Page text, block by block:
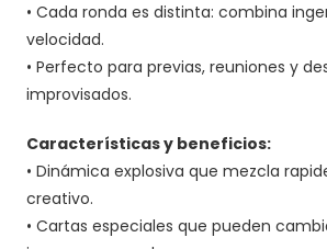
• Cada ronda es distinta: combina
velocidad.
• Perfecto para previas, reuniones y
improvisados.
Características y beneficios:
• Dinámica explosiva que mezcla
creativo.
• Cartas especiales que pueden